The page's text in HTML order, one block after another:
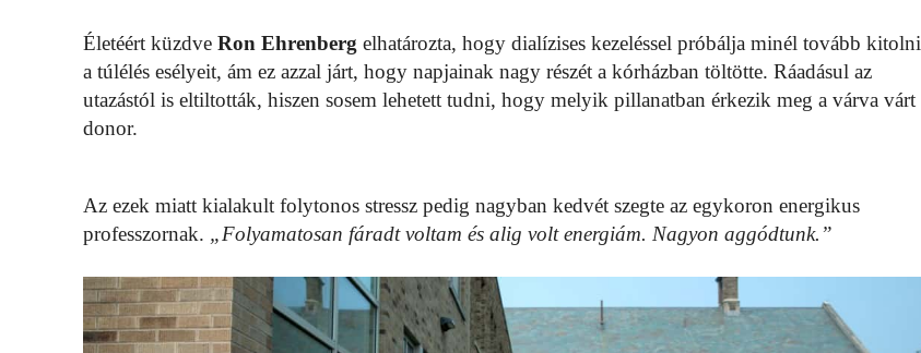
Életéért küzdve Ron Ehrenberg elhatározta, hogy dialízises kezeléssel próbálja minél tovább kitolni
a túlélés esélyeit, ám ez azzal járt, hogy napjainak nagy részét a kórházban töltötte. Ráadásul az
utazástól is eltiltották, hiszen sosem lehetett tudni, hogy melyik pillanatban érkezik meg a várva várt
donor.
Az ezek miatt kialakult folytonos stressz pedig nagyban kedvét szegte az egykoron energikus
professzornak. „Folyamatosan fáradt voltam és alig volt energiám. Nagyon aggódtunk.”